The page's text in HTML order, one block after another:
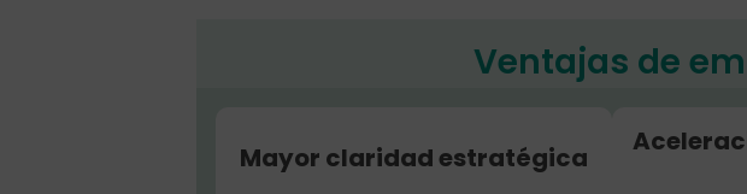
Ventajas de
Mayor claridad estratégica